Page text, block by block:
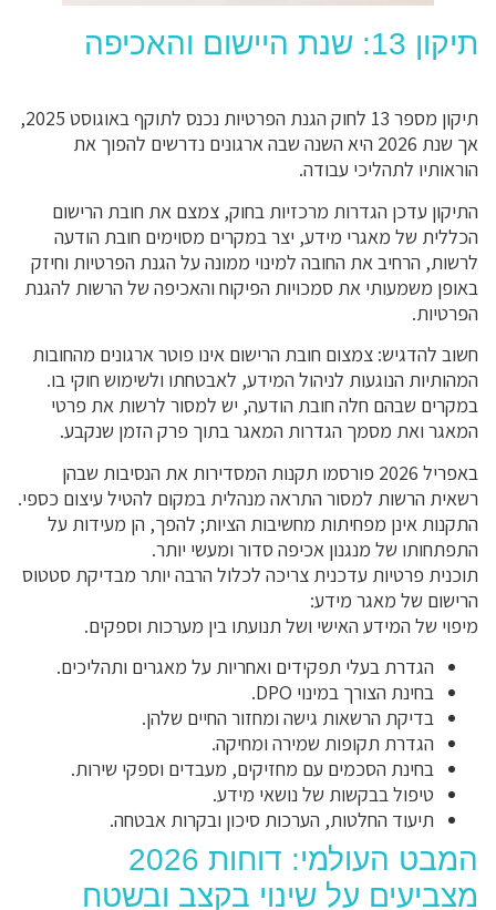
תיקון 13: שנת היישום והאכיפה
תיקון מספר 13 לחוק הגנת הפרטיות נכנס לתוקף באוגוסט 2025,
אך שנת 2026 היא השנה שבה ארגונים נדרשים להפוך את
הוראותיו לתהליכי עבודה.
התיקון עדכן הגדרות מרכזיות בחוק, צמצם את חובת הרישום
הכללית של מאגרי מידע, יצר במקרים מסוימים חובת הודעה
לרשות, הרחיב את החובה למינוי ממונה על הגנת הפרטיות וחיזק
באופן משמעותי את סמכויות הפיקוח והאכיפה של הרשות להגנת
הפרטיות.
חשוב להדגיש: צמצום חובת הרישום אינו פוטר ארגונים מהחובות
המהותיות הנוגעות לניהול המידע, לאבטחתו ולשימוש חוקי בו.
במקרים שבהם חלה חובת הודעה, יש למסור לרשות את פרטי
המאגר ואת מסמך הגדרות המאגר בתוך פרק הזמן שנקבע.
באפריל 2026 פורסמו תקנות המסדירות את הנסיבות שבהן
רשאית הרשות למסור התראה מנהלית במקום להטיל עיצום כספי.
התקנות אינן מפחיתות מחשיבות הציות; להפך, הן מעידות על
התפתחותו של מנגנון אכיפה סדור ומעשי יותר.
תוכנית פרטיות עדכנית צריכה לכלול הרבה יותר מבדיקת סטטוס
הרישום של מאגר מידע:
מיפוי של המידע האישי ושל תנועתו בין מערכות וספקים.
הגדרת בעלי תפקידים ואחריות על מאגרים ותהליכים.
בחינת הצורך במינוי DPO.
בדיקת הרשאות גישה ומחזור החיים שלהן.
הגדרת תקופות שמירה ומחיקה.
בחינת הסכמים עם מחזיקים, מעבדים וספקי שירות.
טיפול בבקשות של נושאי מידע.
תיעוד החלטות, הערכות סיכון ובקרות אבטחה.
המבט העולמי: דוחות 2026
מצביעים על שינוי בקצב ובשטח